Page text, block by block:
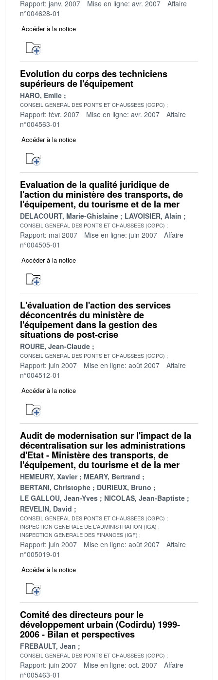
Rapport: janv. 2007 Mise en ligne: avr. 2007
Affaire
n°004628-01
Accéder à la notice
Evolution du corps des techniciens
supérieurs de l'équipement
HARO, Emile
CONSEIL GENERAL DES PONTS ET CHAUSSEES (CGPC)
Rapport: févr. 2007 Mise en ligne: avr. 2007
Affaire
n°004563-01
Accéder à la notice
Evaluation de la qualité juridique de
l'action du ministère des transports, de
l'équipement, du tourisme et de la mer
DELACOURT, Marie-Ghislaine LAVOISIER, Alain
CONSEIL GENERAL DES PONTS ET CHAUSSEES (CGPC)
Rapport: mai 2007 Mise en ligne: juin 2007
Affaire
n°004505-01
Accéder à la notice
L'évaluation de l'action des services
déconcentrés du ministère de
l'équipement dans la gestion des
situations de post-crise
ROURE, Jean-Claude
CONSEIL GENERAL DES PONTS ET CHAUSSEES (CGPC)
Rapport: juin 2007 Mise en ligne: août 2007
Affaire
n°004512-01
Accéder à la notice
Audit de modernisation sur l'impact de la
décentralisation sur les administrations
d'Etat - Ministère des transports, de
l'équipement, du tourisme et de la mer
HEMEURY, Xavier
MEARY, Bertrand
BERTANI, Christophe
DURIEUX, Bruno
LE GALLOU, Jean-Yves
NICOLAS, Jean-Baptiste
REVELIN, David
CONSEIL GENERAL DES PONTS ET CHAUSSEES (CGPC)
INSPECTION GENERALE DE L'ADMINISTRATION (IGA)
INSPECTION GENERALE DES FINANCES (IGF)
Rapport: juin 2007 Mise en ligne: août 2007
Affaire
n°005019-01
Accéder à la notice
Comité des directeurs pour le
développement urbain (Codirdu) 1999-
2006 - Bilan et perspectives
FREBAULT, Jean
CONSEIL GENERAL DES PONTS ET CHAUSSEES (CGPC)
Rapport: juin 2007 Mise en ligne: oct. 2007
Affaire
n°005463-01